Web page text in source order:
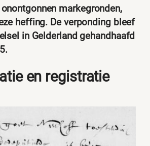
markegronden,
heffing. De verponding bleef
in Gelderland gehandhaafd
en registratie